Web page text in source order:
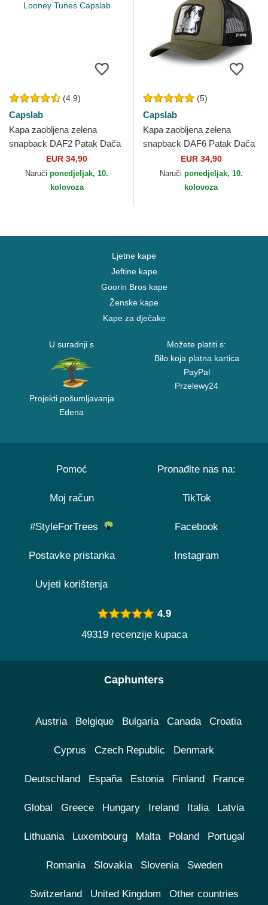
(4.9)
Capslab
Kapa zaobljena zelena
snapback DAF2 Patak Dača
Looney Tunes Capslab
EUR 34,90
Naruči ponedjeljak, 10.
kolovoza
(5)
Capslab
Kapa zaobljena zelena
snapback DAF6 Patak Dača
Looney Tunes Capslab
EUR 34,90
Naruči ponedjeljak, 10.
kolovoza
Ljetne kape
Jeftine kape
Goorin Bros kape
Ženske kape
Kape za dječake
U suradnji s
Projekti pošumljavanja
Edena
Možete platiti s:
Bilo koja platna kartica
PayPal
Przelewy24
Pomoć
Moj račun
#StyleForTrees
Postavke pristanka
Uvjeti korištenja
Pronađite nas na:
TikTok
Facebook
Instagram
4.9
49319 recenzije kupaca
Caphunters
Austria Belgique Bulgaria Canada Croatia
Cyprus Czech Republic Denmark
Deutschland España Estonia Finland France
Global Greece Hungary Ireland Italia Latvia
Lithuania Luxembourg Malta Poland Portugal
Romania Slovakia Slovenia Sweden
Switzerland United Kingdom Other countries